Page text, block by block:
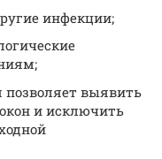
инфекции;
позволяет выявить
и исключить